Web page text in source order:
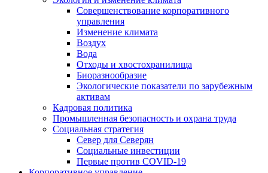
Совершенствование корпоративного
управления
Изменение климата
Воздух
Вода
Отходы и хвостохранилища
Биоразнообразие
Экологические показатели по зарубежным
активам
Кадровая политика
Промышленная безопасность и охрана труда
Социальная стратегия
Север для Северян
Социальные инвестиции
Первые против COVID‑19